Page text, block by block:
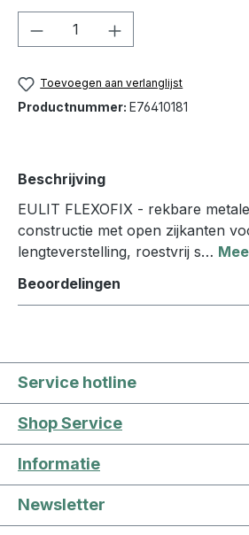
Producthoeveelheid:
Toevoegen aan verlanglijst
Productnummer: E76410181
Beschrijving
EULIT FLEXOFIX - rekbare
constructie met open zijkanten
lengteverstelling, roestvrij s…
Beoordelingen
Service hotline
Shop Service
Informatie
Newsletter